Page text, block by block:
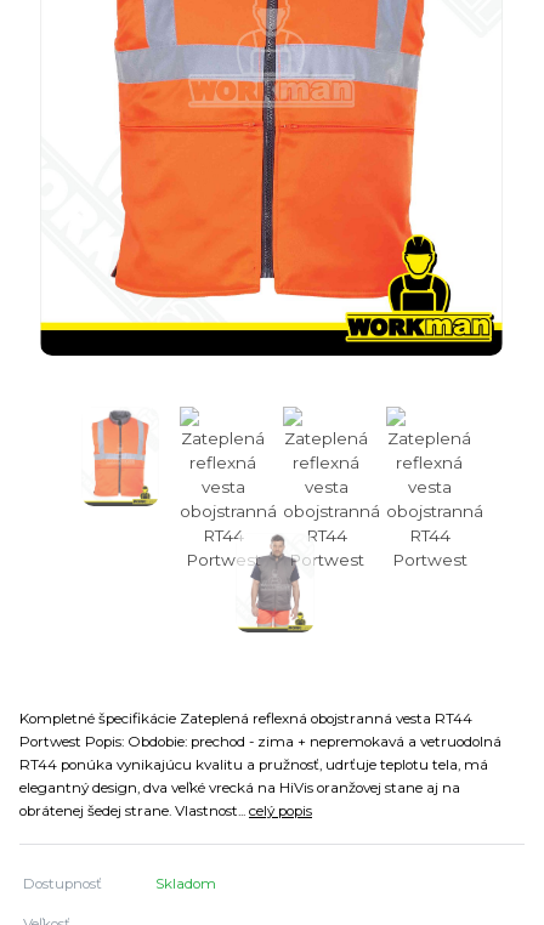
Kompletné špecifikácie Zateplená reflexná obojstranná vesta RT44
Portwest Popis: Obdobie: prechod - zima + nepremokavá a vetruodolná
RT44 ponúka vynikajúcu kvalitu a pružnosť, udrťuje teplotu tela, má
elegantný design, dva veľké vrecká na HiVis oranžovej stane aj na
obrátenej šedej strane. Vlastnost... celý popis
Dostupnosť Skladom